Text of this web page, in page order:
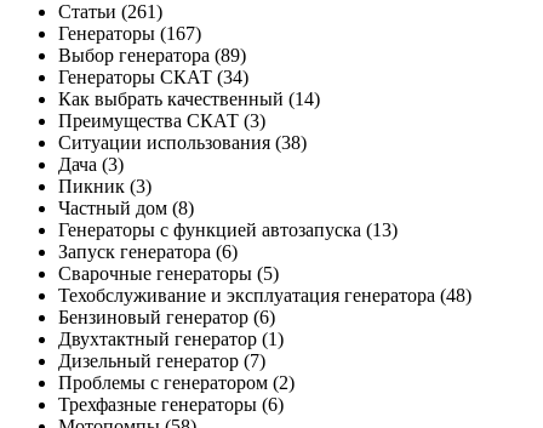
Статьи (261)
Генераторы (167)
Выбор генератора (89)
Генераторы СКАТ (34)
Как выбрать качественный (14)
Преимущества СКАТ (3)
Ситуации использования (38)
Дача (3)
Пикник (3)
Частный дом (8)
Генераторы с функцией автозапуска (13)
Запуск генератора (6)
Сварочные генераторы (5)
Техобслуживание и эксплуатация генератора (48)
Бензиновый генератор (6)
Двухтактный генератор (1)
Дизельный генератор (7)
Проблемы с генератором (2)
Трехфазные генераторы (6)